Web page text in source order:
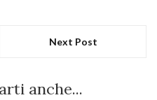
Next Post
anche...